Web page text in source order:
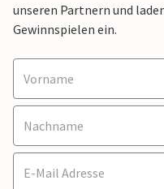
unseren Partnern und
Gewinnspielen ein.